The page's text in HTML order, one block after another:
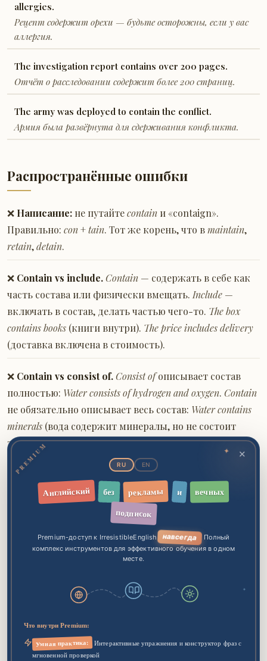
PREMIUM ✦
✦
✕
RU EN
Английский без рекламы и вечных
подписок
Premium-доступ к IrresistibleEnglish навсегда
. Полный
комплекс инструментов для эффективного обучения в одном
месте.
Что внутри Premium:
Умная практика:
Интерактивные упражнения и конструктор фраз с
мгновенной проверкой
allergies.
Рецепт содержит орехи — будьте осторожны, если у вас
аллергия.
The investigation report contains over 200 pages.
Отчёт о расследовании содержит более 200 страниц.
The army was deployed to contain the conflict.
Армия была развёрнута для сдерживания конфликта.
Распространённые ошибки
❌ Написание: не путайтеcontain и «contaign».
Правильно: con+tain. Тот же корень, что вmaintain,
retain,detain.
❌ Contain vs include.Contain — содержать в себе как
часть состава или физически вмещать. Include —
включать в состав, делать частью чего-то. The box
contains books (книги внутри). The price includes delivery
(доставка включена в стоимость).
❌ Contain vs consist of.Consist ofописывает состав
полностью: Water consists of hydrogen and oxygen. Contain
не обязательно описывает весь состав: Water contains
minerals (вода содержит минералы, но не состоит
только из них).
✅Contain oneself: выражениеcontain oneself
«сдерживаться, владеть собой».
Формальная лексика:в официальных текстах
часто используется для описания состава,
содержания документов, мер по сдерживанию.
Однокоренные слова
Container
контейнер, ёмкость, вместилище